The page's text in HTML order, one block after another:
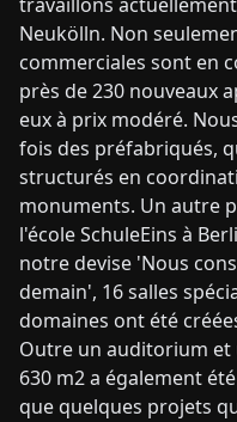
travaillons
Neukölln. Non
commerciales sont en
près de 230 nouveaux
eux à prix modéré.
fois des préfabriqués,
structurés en
monuments. Un autre
l'école SchuleEins à
notre devise 'Nous
demain', 16 salles
domaines ont été
Outre un auditorium et
630 m2 a également
que quelques projets